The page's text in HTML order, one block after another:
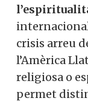
crisis arreu
l’Amèrica
religiosa o
permet